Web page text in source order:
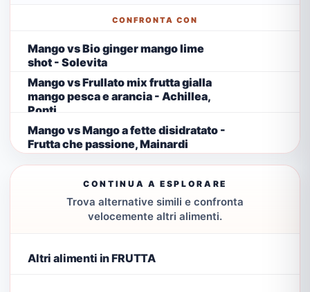
CONFRONTA CON
Mango vs Bio ginger mango lime
shot - Solevita
Mango vs Frullato mix frutta gialla
mango pesca e arancia - Achillea,
Ponti
Mango vs Mango a fette disidratato -
Frutta che passione, Mainardi
CONTINUA A ESPLORARE
Trova alternative simili e confronta
velocemente altri alimenti.
Altri alimenti in FRUTTA